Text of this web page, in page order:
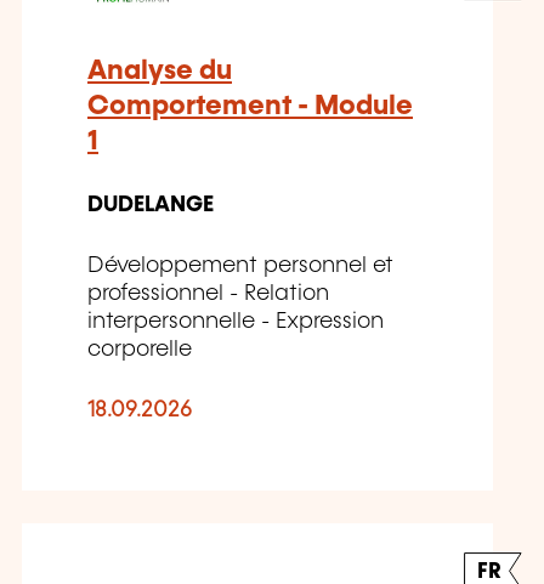
Analyse du
Comportement - Module
1
DUDELANGE
Développement personnel et
professionnel - Relation
interpersonnelle - Expression
corporelle
18.09.2026
FR